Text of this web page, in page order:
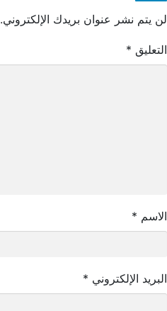
لن يتم نشر عنوان بريدك الإلكتروني.
التعليق *
الاسم *
البريد الإلكتروني *